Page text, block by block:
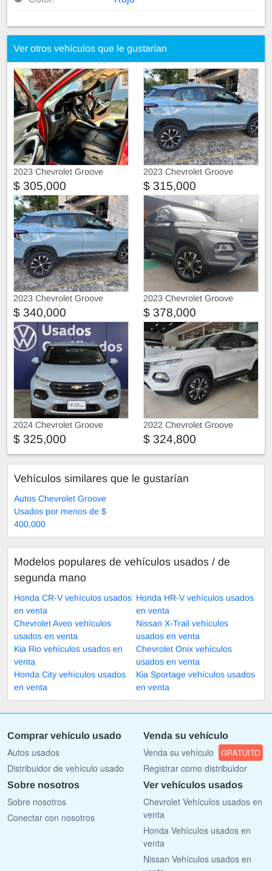
Ver otros vehículos que le gustarían
2023 Chevrolet Groove
PREMIER
$ 305,000
2023 Chevrolet Groove
$ 315,000
2023 Chevrolet Groove
CHEVROLET GROOVE
PREMIER 2023
$ 340,000
2023 Chevrolet Groove
$ 378,000
2024 Chevrolet Groove
$ 325,000
2022 Chevrolet Groove
$ 324,800
Vehículos similares que le gustarían
Autos Chevrolet Groove
Usados por menos de $
400,000
Modelos populares de vehículos usados ​​/ de
segunda mano
Honda CR-V vehículos usados
en venta
Honda HR-V vehículos usados
en venta
Chevrolet Aveo vehículos
usados en venta
Nissan X-Trail vehículos
usados en venta
Kia Rio vehículos usados en
venta
Chevrolet Onix vehículos
usados en venta
Honda City vehículos usados
en venta
Kia Sportage vehículos usados
en venta
Comprar vehículo usado
Autos usados
Distribuidor de vehículo usado
Venda su vehículo
Venda su vehículo GRATUITO
Registrar como distribuidor
Sobre nosotros
Sobre nosotros
Conectar con nosotros
Ver vehículos usados
Chevrolet Vehículos usados en
venta
Honda Vehículos usados en
venta
Nissan Vehículos usados en